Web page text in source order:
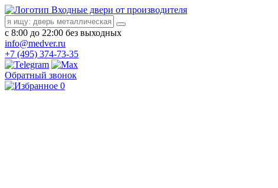
Входные двери от производителя
с 8:00 до 22:00 без выходных
info@medver.ru
+7 (495) 374-73-35
Обратный звонок
0